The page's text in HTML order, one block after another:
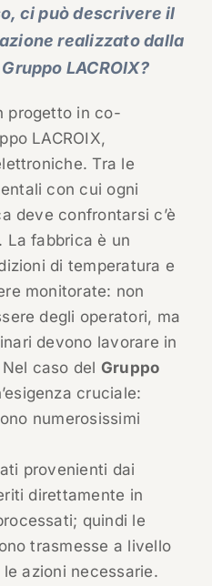
ci può descrivere il
realizzato dalla
LACROIX?
progetto in co-
LACROIX,
Tra le
con cui ogni
deve confrontarsi c’è
La fabbrica è un
di temperatura e
monitorate: non
degli operatori, ma
devono lavorare in
caso del Gruppo
cruciale:
numerosissimi
provenienti dai
direttamente in
quindi le
trasmesse a livello
azioni necessarie.